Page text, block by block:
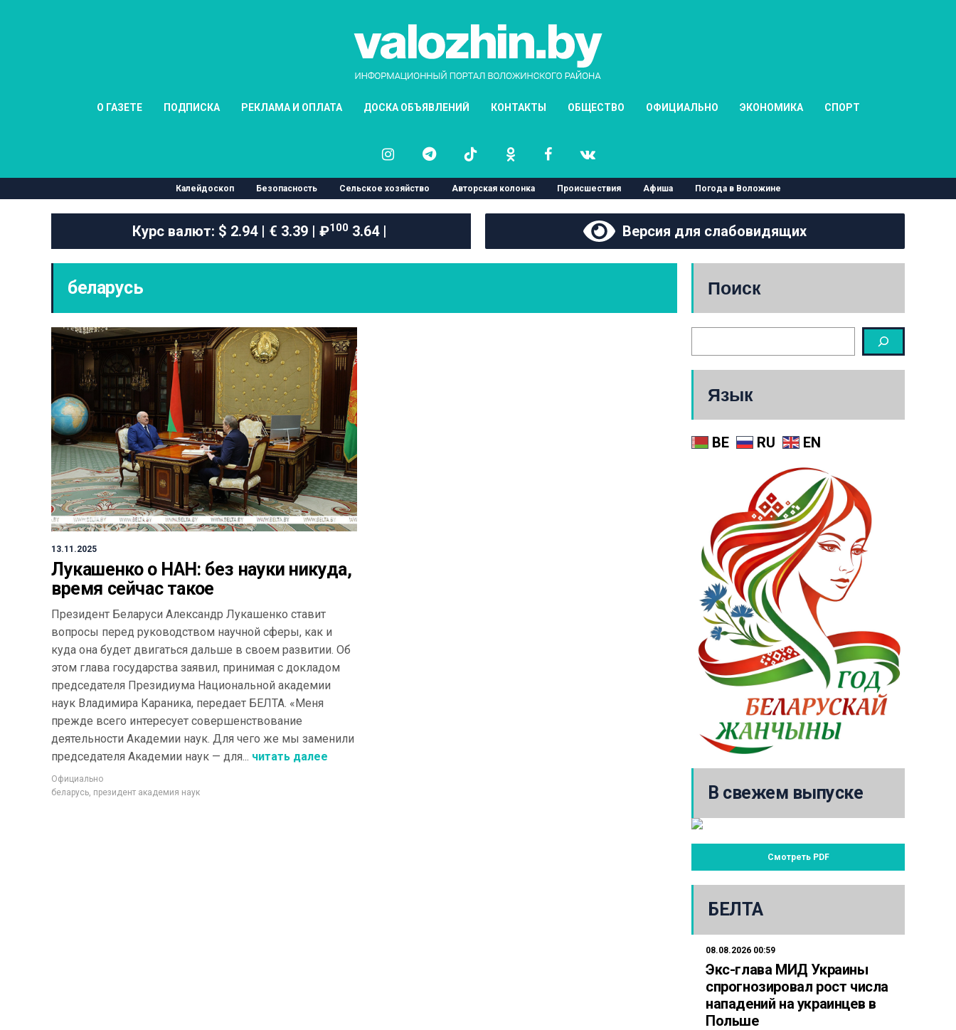
О ГАЗЕТЕ ПОДПИСКА РЕКЛАМА И ОПЛАТА ДОСКА ОБЪЯВЛЕНИЙ КОНТАКТЫ ОБЩЕСТВО ОФИЦИАЛЬНО ЭКОНОМИКА СПОРТ
Калейдоскоп Безопасность Сельское хозяйство Авторская колонка Происшествия Афиша Погода в Воложине
Курс валют: $ 2.94 | € 3.39 | ₽1003.64 | Версия для слабовидящих
беларусь
13.11.2025
Лукашенко о НАН: без науки никуда,
время сейчас такое
Президент Беларуси Александр Лукашенко ставит
вопросы перед руководством научной сферы, как и
куда она будет двигаться дальше в своем развитии. Об
этом глава государства заявил, принимая с докладом
председателя Президиума Национальной академии
наук Владимира Караника, передает БЕЛТА. «Меня
прежде всего интересует совершенствование
деятельности Академии наук. Для чего же мы заменили
председателя Академии наук — для... читать далее
Официально
беларусь президент академия наук
Поиск
Язык
BE RU EN
В свежем выпуске
Смотреть PDF
БЕЛТА
08.08.2026 00:59
Экс-глава МИД Украины
спрогнозировал рост числа
нападений на украинцев в
Польше